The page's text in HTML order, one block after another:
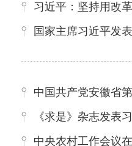
习近平：坚持用改
国家主席习近平发
中国共产党安徽省
《求是》杂志发表
中央农村工作会议